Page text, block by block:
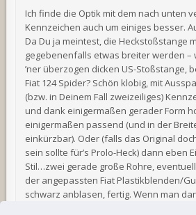
Ich finde die Optik mit dem nach unten
Kennzeichen auch um einiges besser.
Da Du ja meintest, die Heckstoßstange
gegebenenfalls etwas breiter werden –
’ner überzogen dicken US-Stoßstange,
Fiat 124 Spider? Schön klobig, mit
(bzw. in Deinem Fall zweizeiliges)
und dank einigermaßen gerader Form
einigermaßen passend (und in der
einkürzbar). Oder (falls das Original
sein sollte für’s Prolo-Heck) dann eben
Stil…zwei gerade große Rohre,
der angepassten Fiat Plastikblenden/
schwarz anblasen, fertig. Wenn man